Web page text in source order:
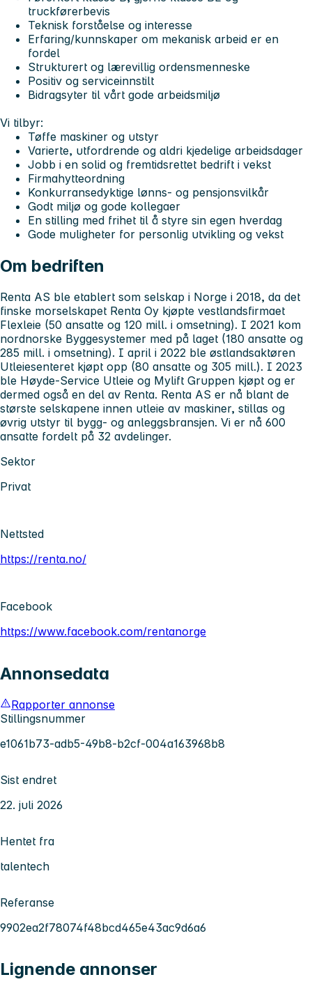
truckførerbevis
Teknisk forståelse og interesse
Erfaring/kunnskaper om mekanisk arbeid er en
fordel
Strukturert og lærevillig ordensmenneske
Positiv og serviceinnstilt
Bidragsyter til vårt gode arbeidsmiljø
Vi tilbyr:
Tøffe maskiner og utstyr
Varierte, utfordrende og aldri kjedelige arbeidsdager
Jobb i en solid og fremtidsrettet bedrift i vekst
Firmahytteordning
Konkurransedyktige lønns- og pensjonsvilkår
Godt miljø og gode kollegaer
En stilling med frihet til å styre sin egen hverdag
Gode muligheter for personlig utvikling og vekst
Om bedriften
Renta AS ble etablert som selskap i Norge i 2018, da det
finske morselskapet Renta Oy kjøpte vestlandsfirmaet
Flexleie (50 ansatte og 120 mill. i omsetning). I 2021 kom
nordnorske Byggesystemer med på laget (180 ansatte og
285 mill. i omsetning). I april i 2022 ble østlandsaktøren
Utleiesenteret kjøpt opp (80 ansatte og 305 mill.). I 2023
ble Høyde-Service Utleie og Mylift Gruppen kjøpt og er
dermed også en del av Renta. Renta AS er nå blant de
største selskapene innen utleie av maskiner, stillas og
øvrig utstyr til bygg- og anleggsbransjen. Vi er nå 600
ansatte fordelt på 32 avdelinger.
Sektor
Privat
Nettsted
https://renta.no/
Facebook
https://www.facebook.com/rentanorge
Annonsedata
Rapporter annonse
Stillingsnummer
e1061b73-adb5-49b8-b2cf-004a163968b8
Sist endret
22. juli 2026
Hentet fra
talentech
Referanse
9902ea2f78074f48bcd465e43ac9d6a6
Lignende annonser